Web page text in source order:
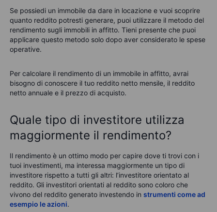
Se possiedi un immobile da dare in locazione e vuoi scoprire
quanto reddito potresti generare, puoi utilizzare il metodo del
rendimento sugli immobili in affitto. Tieni presente che puoi
applicare questo metodo solo dopo aver considerato le spese
operative.
Per calcolare il rendimento di un immobile in affitto, avrai
bisogno di conoscere il tuo reddito netto mensile, il reddito
netto annuale e il prezzo di acquisto.
Quale tipo di investitore utilizza
maggiormente il rendimento?
Il rendimento è un ottimo modo per capire dove ti trovi con i
tuoi investimenti, ma interessa maggiormente un tipo di
investitore rispetto a tutti gli altri: l’investitore orientato al
reddito. Gli investitori orientati al reddito sono coloro che
vivono del reddito generato investendo in strumenti come ad
esempio le azioni.